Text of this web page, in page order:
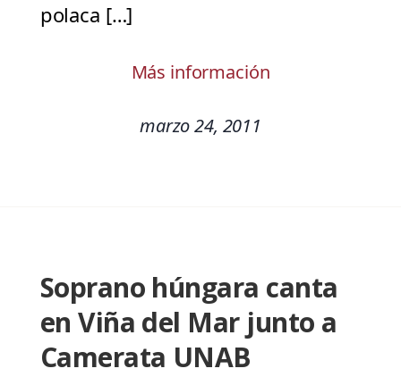
polaca […]
Más información
marzo 24, 2011
Soprano húngara canta
en Viña del Mar junto a
Camerata UNAB